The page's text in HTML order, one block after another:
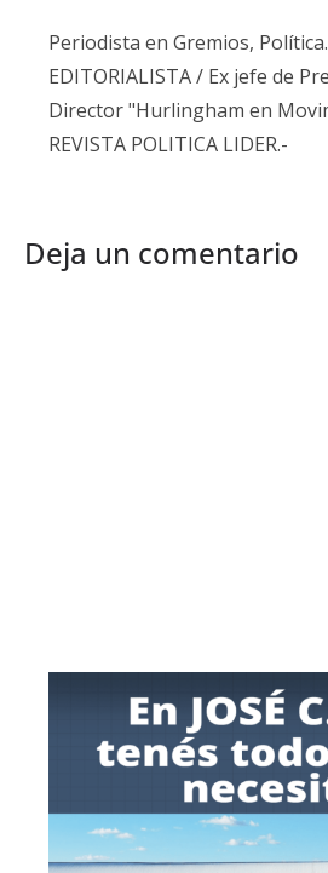
Periodista en Gremios,
EDITORIALISTA / Ex jefe de
Director "Hurlingham en
REVISTA POLITICA LIDER.-
Deja un comentario